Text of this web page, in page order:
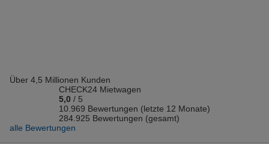
Jan-Christoph K.
abgegeben am 13.07.2026
Abholort: Curaçao Flughafen
Vermieter: Alamo
Über 4,5 Millionen Kunden
CHECK24 Mietwagen
5,0 / 5
10.969 Bewertungen (letzte 12 Monate)
284.925 Bewertungen (gesamt)
alle Bewertungen